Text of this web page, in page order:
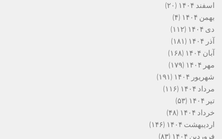
اسفند ۱۴۰۴
(۲۰)
بهمن ۱۴۰۴
(۴)
دی ۱۴۰۴
(۱۱۲)
آذر ۱۴۰۴
(۱۸۱)
آبان ۱۴۰۴
(۱۶۸)
مهر ۱۴۰۴
(۱۷۹)
شهریور ۱۴۰۴
(۱۹۱)
مرداد ۱۴۰۴
(۱۱۶)
تیر ۱۴۰۴
(۵۳)
خرداد ۱۴۰۴
(۴۸)
اردیبهشت ۱۴۰۴
(۱۴۶)
فروردین ۱۴۰۴
(۸۳)